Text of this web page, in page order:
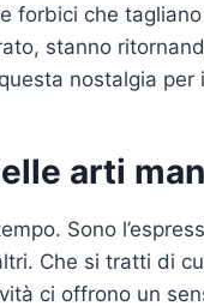
forbici che
stanno
nostalgia per
arti
Sono
Che si tratti di
ci offrono un